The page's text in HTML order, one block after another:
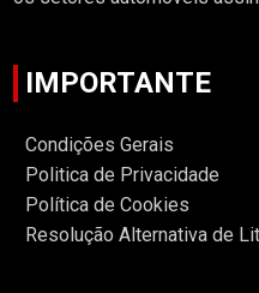
IMPORTANTE
Condições Gerais
Politica de Privacidade
Política de Cookies
Resolução Alternativa de